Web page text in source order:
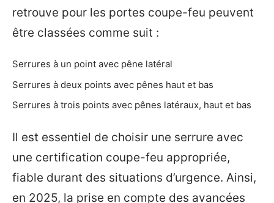
retrouve pour les portes coupe-feu peuvent
être classées comme suit :
Serrures à un point avec pêne latéral
Serrures à deux points avec pênes haut et bas
Serrures à trois points avec pênes latéraux, haut et bas
Il est essentiel de choisir une serrure avec
une certification coupe-feu appropriée,
fiable durant des situations d’urgence. Ainsi,
en 2025, la prise en compte des avancées